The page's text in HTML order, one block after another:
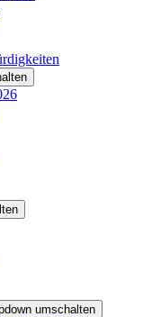
umschalten